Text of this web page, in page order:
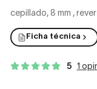
cepillado, 8 mm ,
Ficha técnica
5 1